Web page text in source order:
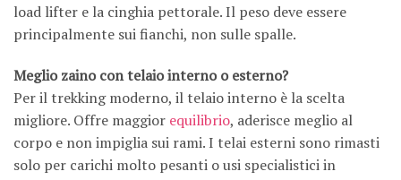
load lifter e la cinghia pettorale. Il peso deve essere
principalmente sui fianchi, non sulle spalle.
Meglio zaino con telaio interno o esterno?
Per il trekking moderno, il telaio interno è la scelta
migliore. Offre maggior equilibrio, aderisce meglio al
corpo e non impiglia sui rami. I telai esterni sono rimasti
solo per carichi molto pesanti o usi specialistici in